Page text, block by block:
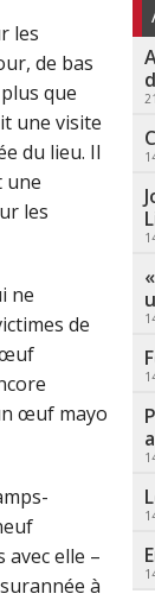
les
de bas
que
une visite
du lieu. Il
une
les
ne
de
œuf mayo
avec elle –
à